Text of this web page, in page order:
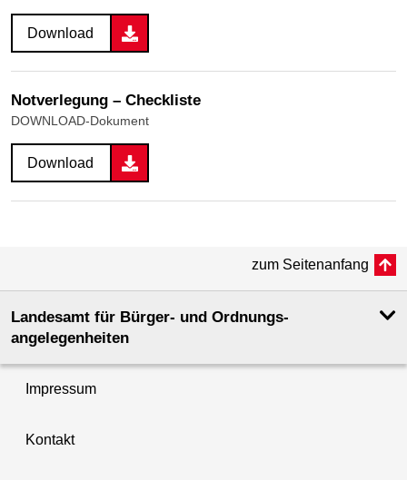
Download
Notverlegung – Checkliste
DOWNLOAD-Dokument
Download
zum Seitenanfang
Landesamt für Bürger- und Ordnungs­
angelegenheiten
Impressum
Kontakt